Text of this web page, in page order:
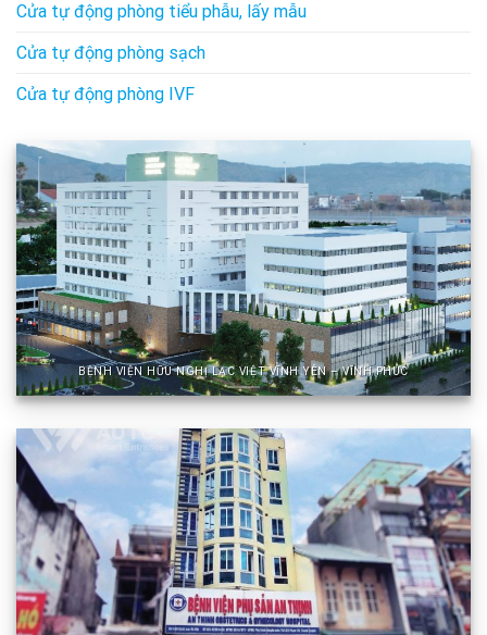
Cửa tự động phòng tiểu phẫu, lấy mẫu
Cửa tự động phòng sạch
Cửa tự động phòng IVF
BỆNH VIỆN HỮU NGHỊ LẠC VIỆT VĨNH YÊN – VĨNH PHÚC